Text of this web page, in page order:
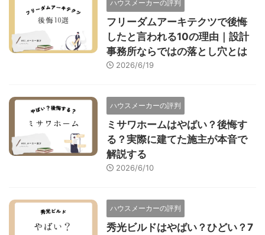
ハウスメーカーの評判
フリーダムアーキテクツで後悔
したと言われる10の理由｜設計
事務所ならではの落とし穴とは
2026/6/19
ハウスメーカーの評判
ミサワホームはやばい？後悔す
る？実際に建てた施主が本音で
解説する
2026/6/10
ハウスメーカーの評判
秀光ビルドはやばい？ひどい？7